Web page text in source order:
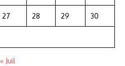
27 28 29 30
« Juil